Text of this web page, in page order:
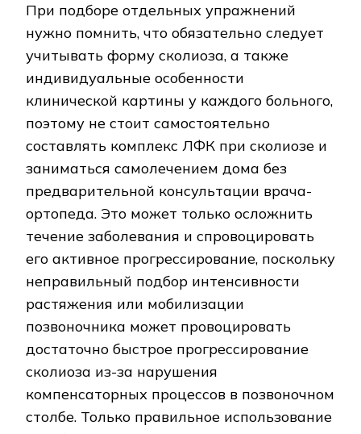
При подборе отдельных упражнений
нужно помнить, что обязательно следует
учитывать форму сколиоза, а также
индивидуальные особенности
клинической картины у каждого больного,
поэтому не стоит самостоятельно
составлять комплекс ЛФК при сколиозе и
заниматься самолечением дома без
предварительной консультации врача-
ортопеда. Это может только осложнить
течение заболевания и спровоцировать
его активное прогрессирование, поскольку
неправильный подбор интенсивности
растяжения или мобилизации
позвоночника может провоцировать
достаточно быстрое прогрессирование
сколиоза из-за нарушения
компенсаторных процессов в позвоночном
столбе. Только правильное использование